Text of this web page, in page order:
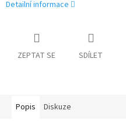
Detailní informace
ZEPTAT SE SDÍLET
Popis Diskuze